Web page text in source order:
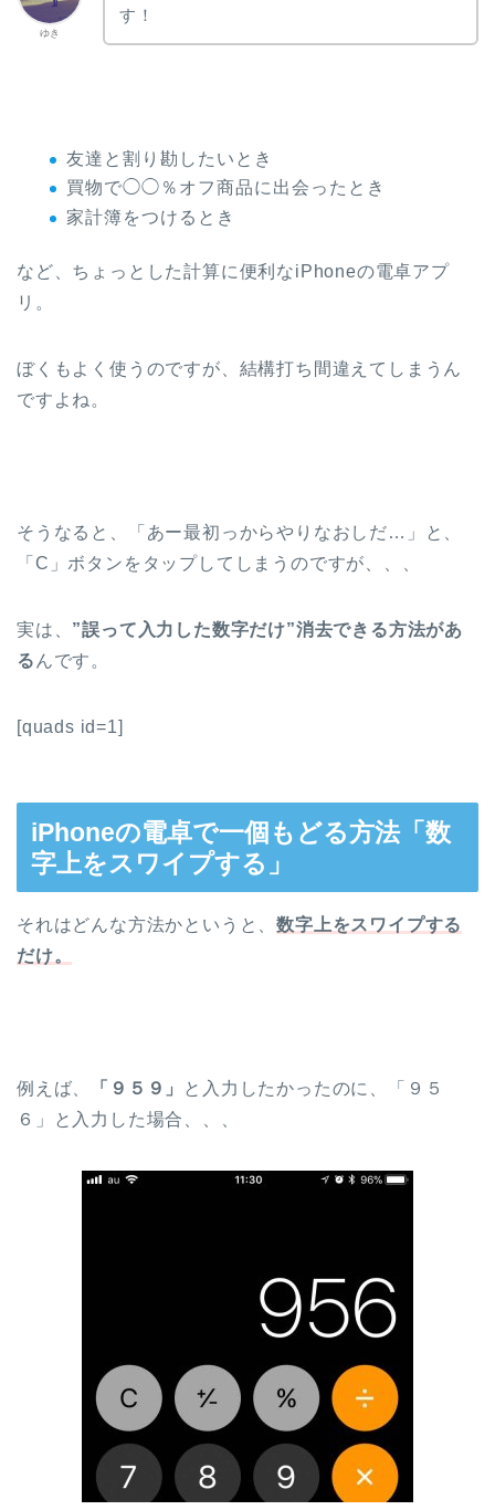
ゆき
す！
友達と割り勘したいとき
買物で◯◯％オフ商品に出会ったとき
家計簿をつけるとき
など、ちょっとした計算に便利なiPhoneの電卓アプ
リ。
ぼくもよく使うのですが、結構打ち間違えてしまうん
ですよね。
そうなると、「あー最初っからやりなおしだ…」と、
「C」ボタンをタップしてしまうのですが、、、
実は、 ”誤って入力した数字だけ”消去できる方法があ
る んです。
[quads id=1]
iPhoneの電卓で一個もどる方法「数
字上をスワイプする」
それはどんな方法かというと、数字上をスワイプする
だけ。
例えば、 「９５９」
と入力したかったのに、「９５
６」と入力した場合、、、